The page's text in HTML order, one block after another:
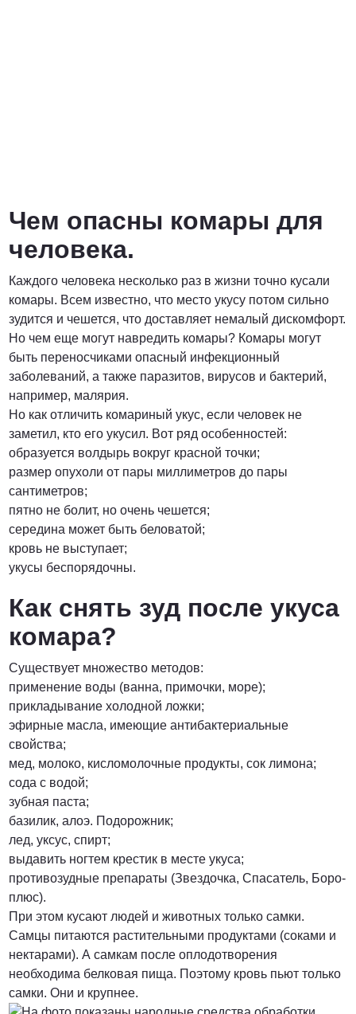
от 15 рублей за 1 км
ПОЗВОНИТЬ
Чем опасны комары для
человека.
Каждого человека несколько раз в жизни точно кусали
комары. Всем известно, что место укусу потом сильно
зудится и чешется, что доставляет немалый дискомфорт.
Но чем еще могут навредить комары? Комары могут
быть переносчиками опасный инфекционный
заболеваний, а также паразитов, вирусов и бактерий,
например, малярия.
Но как отличить комариный укус, если человек не
заметил, кто его укусил. Вот ряд особенностей:
образуется волдырь вокруг красной точки;
размер опухоли от пары миллиметров до пары
сантиметров;
пятно не болит, но очень чешется;
середина может быть беловатой;
кровь не выступает;
укусы беспорядочны.
Как снять зуд после укуса
комара?
Существует множество методов:
применение воды (ванна, примочки, море);
прикладывание холодной ложки;
эфирные масла, имеющие антибактериальные
свойства;
мед, молоко, кисломолочные продукты, сок лимона;
сода с водой;
зубная паста;
базилик, алоэ. Подорожник;
лед, уксус, спирт;
выдавить ногтем крестик в месте укуса;
противозудные препараты (Звездочка, Спасатель, Боро-
плюс).
При этом кусают людей и животных только самки.
Самцы питаются растительными продуктами (соками и
нектарами). А самкам после оплодотворения
необходима белковая пища. Поэтому кровь пьют только
самки. Они и крупнее.